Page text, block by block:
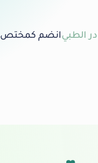
الطبيانضم كمختص